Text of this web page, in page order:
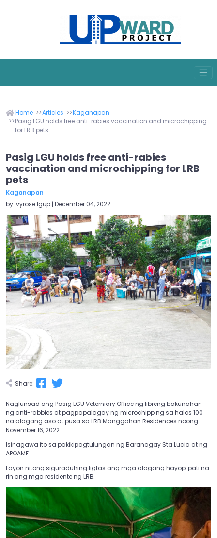
Home Articles
Kaganapan
Pasig LGU holds free anti-rabies vaccination and microchipping
for LRB pets
Pasig LGU holds free anti-rabies
vaccination and microchipping for LRB
pets
Kaganapan
by Ivyrose Igup | December 04, 2022
Share:
Naglunsad ang Pasig LGU Veterniary Office ng libreng bakunahan
ng anti-rabbies at pagpapalagay ng microchipping sa halos 100
na alagang aso at pusa sa LRB Manggahan Residences noong
November 16, 2022.
Isinagawa ito sa pakikipagtulungan ng Baranagay Sta Lucia at ng
APOAMF.
Layon nitong siguraduhing ligtas ang mga alagang hayop, pati na
rin ang mga residente ng LRB.